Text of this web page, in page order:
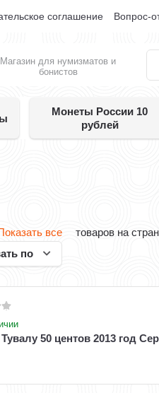
соглашение Вопрос-
Магазин для нумизматов и
бонистов
Монеты России 10
рублей
все
товаров на
по
50 центов 2013 год